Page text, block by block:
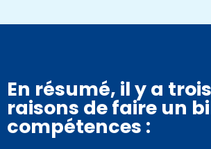
En résumé, il y a
raisons de faire un
compétences :